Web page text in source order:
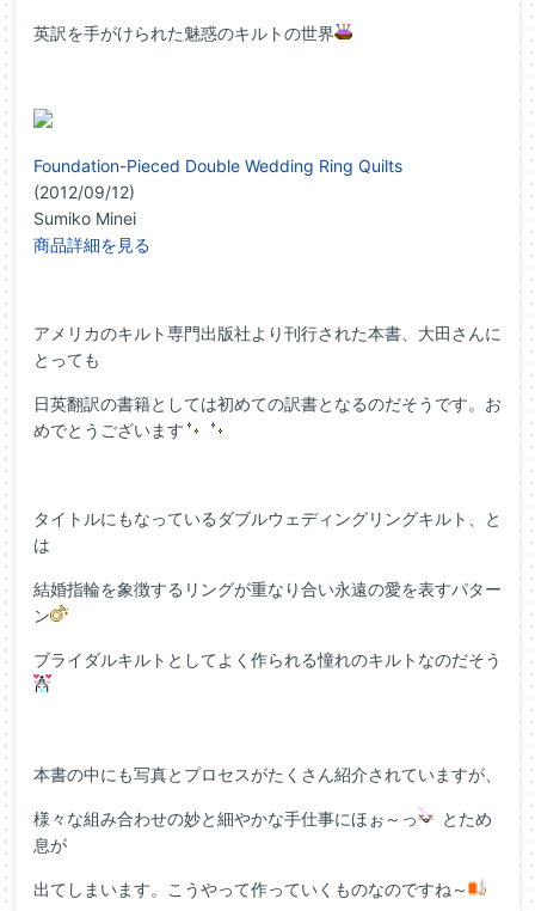
英訳を手がけられた魅惑のキルトの世界
Foundation-Pieced Double Wedding Ring Quilts
(2012/09/12)
Sumiko Minei
商品詳細を見る
アメリカのキルト専門出版社より刊行された本書、大田さんに
とっても
日英翻訳の書籍としては初めての訳書となるのだそうです。お
めでとうございます
タイトルにもなっているダブルウェディングリングキルト、と
は
結婚指輪を象徴するリングが重なり合い永遠の愛を表すパター
ン
ブライダルキルトとしてよく作られる憧れのキルトなのだそう
本書の中にも写真とプロセスがたくさん紹介されていますが、
様々な組み合わせの妙と細やかな手仕事にほぉ～っ
とため
息が
出てしまいます。こうやって作っていくものなのですね～